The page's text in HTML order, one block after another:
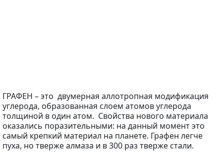
ГРАФЕН – это двумерная аллотропная модификация
углерода, образованная слоем атомов углерода
толщиной в один атом. Свойства нового материала
оказались поразительными: на данный момент это
самый крепкий материал на планете. Графен легче
пуха, но тверже алмаза и в 300 раз тверже стали.